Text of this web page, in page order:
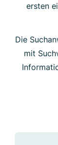
ersten
Die
mit